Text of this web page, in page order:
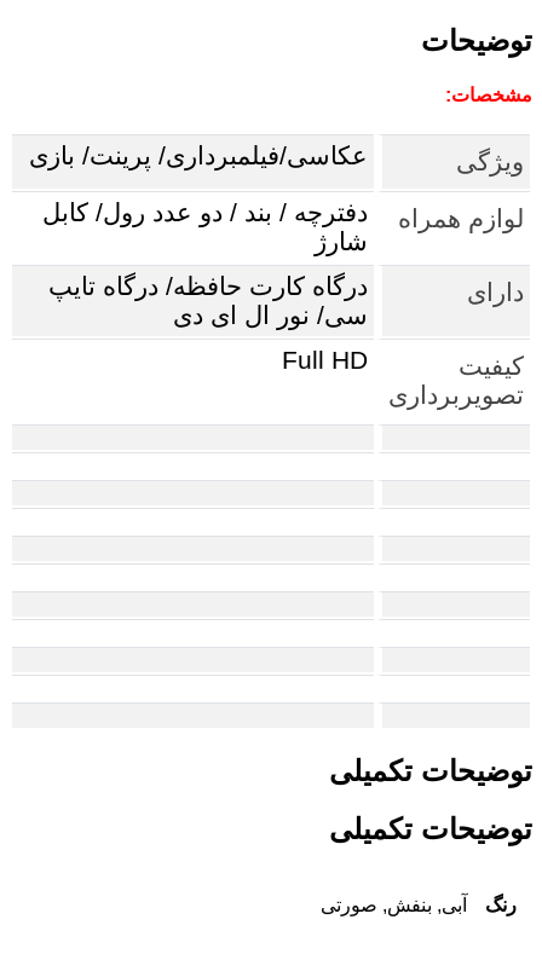
توضیحات
مشخصات:
ویژگی عکاسی/فیلمبرداری/ پرینت/ بازی
لوازم همراه
دفترچه / بند / دو عدد رول/ کابل
شارژ
دارای
درگاه کارت حافظه/ درگاه تایپ
سی/ نور ال ای دی
کیفیت
تصویربرداری
Full HD
توضیحات تکمیلی
توضیحات تکمیلی
رنگ آبی, بنفش, صورتی